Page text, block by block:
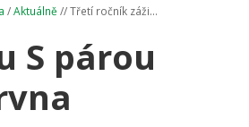
/Aktuálně // Třetí ročník záži...
S párou